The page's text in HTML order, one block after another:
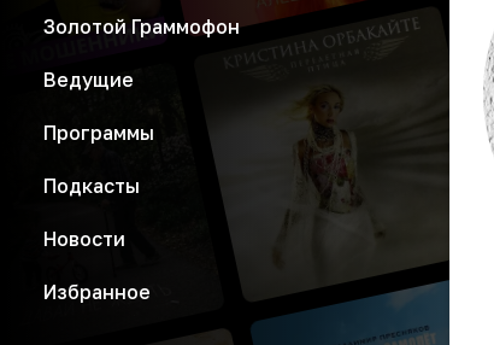
Золотой Граммофон
Ведущие
Программы
Подкасты
Новости
Избранное